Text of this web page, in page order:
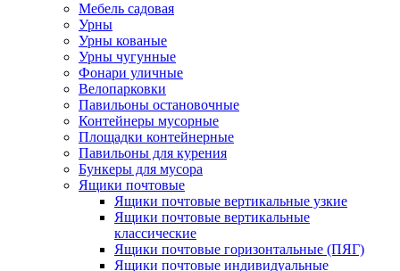
Мебель садовая
Урны
Урны кованые
Урны чугунные
Фонари уличные
Велопарковки
Павильоны остановочные
Контейнеры мусорные
Площадки контейнерные
Павильоны для курения
Бункеры для мусора
Ящики почтовые
Ящики почтовые вертикальные узкие
Ящики почтовые вертикальные
классические
Ящики почтовые горизонтальные (ПЯГ)
Ящики почтовые индивидуальные